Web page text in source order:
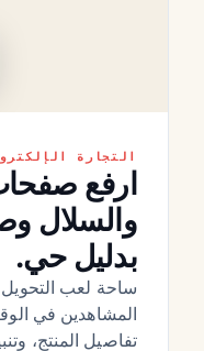
التجارة
ارفع
والسلال
بدليل حي.
ساحة لعب
المشاهدين في
تفاصيل المنتج،